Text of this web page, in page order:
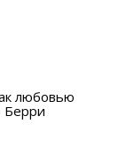
любовью
Берри